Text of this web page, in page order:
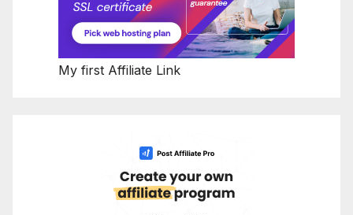
My first Affiliate Link